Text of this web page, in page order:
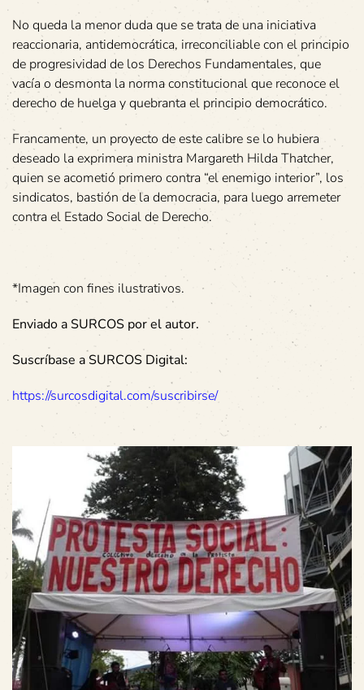
No queda la menor duda que se trata de una iniciativa
reaccionaria, antidemocrática, irreconciliable con el principio
de progresividad de los Derechos Fundamentales, que
vacía o desmonta la norma constitucional que reconoce el
derecho de huelga y quebranta el principio democrático.
Francamente, un proyecto de este calibre se lo hubiera
deseado la exprimera ministra Margareth Hilda Thatcher,
quien se acometió primero contra “el enemigo interior”, los
sindicatos, bastión de la democracia, para luego arremeter
contra el Estado Social de Derecho.
*Imagen con fines ilustrativos.
Enviado a SURCOS por el autor.
Suscríbase a SURCOS Digital:
https://surcosdigital.com/suscribirse/